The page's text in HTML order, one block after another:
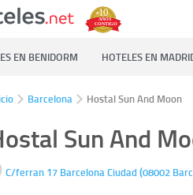
EN BENIDORM HOTELES EN
Barcelona Hostal Sun And Moon
Sun And
C/ferran 17 Barcelona Ciudad(08002